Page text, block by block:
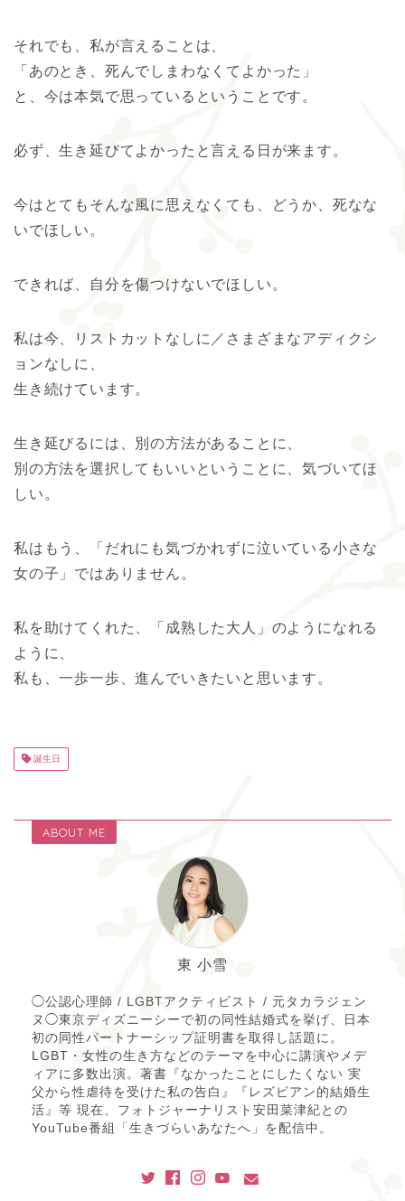
それでも、私が言えることは、
「あのとき、死んでしまわなくてよかった」
と、今は本気で思っているということです。
必ず、生き延びてよかったと言える日が来ます。
今はとてもそんな風に思えなくても、どうか、死なな
いでほしい。
できれば、自分を傷つけないでほしい。
私は今、リストカットなしに／さまざまなアディクシ
ョンなしに、
生き続けています。
生き延びるには、別の方法があることに、
別の方法を選択してもいいということに、気づいてほ
しい。
私はもう、「だれにも気づかれずに泣いている小さな
女の子」ではありません。
私を助けてくれた、「成熟した大人」のようになれる
ように、
私も、一歩一歩、進んでいきたいと思います。
誕生日
ABOUT ME
東 小雪
◯公認心理師 / LGBTアクティビスト / 元タカラジェン
ヌ◯東京ディズニーシーで初の同性結婚式を挙げ、日本
初の同性パートナーシップ証明書を取得し話題に。
LGBT・女性の生き方などのテーマを中心に講演やメデ
ィアに多数出演。著書『なかったことにしたくない 実
父から性虐待を受けた私の告白』『レズビアン的結婚生
活』等 現在、フォトジャーナリスト安田菜津紀との
YouTube番組「生きづらいあなたへ」を配信中。